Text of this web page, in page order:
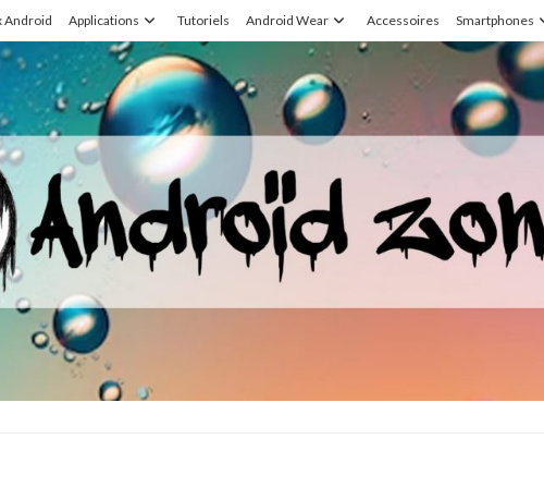
Android Applications Tutoriels Android Wear Accessoires Smartphones